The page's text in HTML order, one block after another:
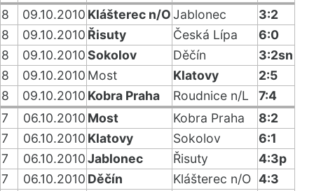
8
09.10.2010 Klášterec n/OJablonec
3:2
8
09.10.2010 Řisuty Česká Lípa
6:0
8
09.10.2010Sokolov Děčín
3:2sn
8
09.10.2010 Most Klatovy
2:5
8
09.10.2010 Kobra Praha Roudnice n/L
7:4
7
06.10.2010 Most Kobra Praha
8:2
7
06.10.2010 Klatovy Sokolov
6:1
7
06.10.2010Jablonec Řisuty
4:3p
7
06.10.2010 Děčín Klášterec n/O 4:3